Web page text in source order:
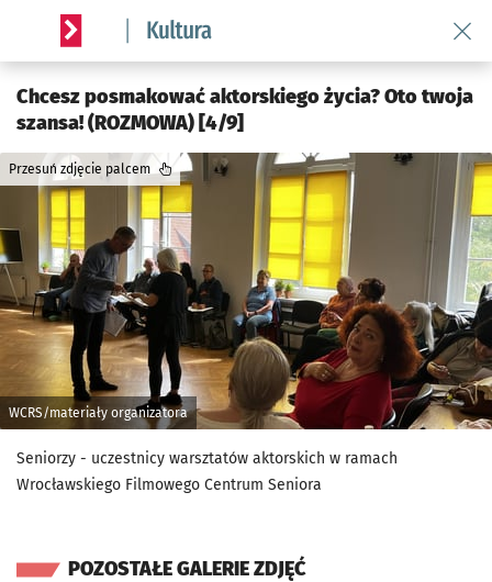
Serwis informacyjny wroclaw.pl podserwis: Kultura
Chcesz posmakować aktorskiego życia? Oto twoja
szansa! (ROZMOWA) [4/9]
WCRS/materiały organizatora
Przesuń zdjęcie palcem
Seniorzy - uczestnicy warsztatów aktorskich w ramach
Wrocławskiego Filmowego Centrum Seniora
POZOSTAŁE GALERIE ZDJĘĆ